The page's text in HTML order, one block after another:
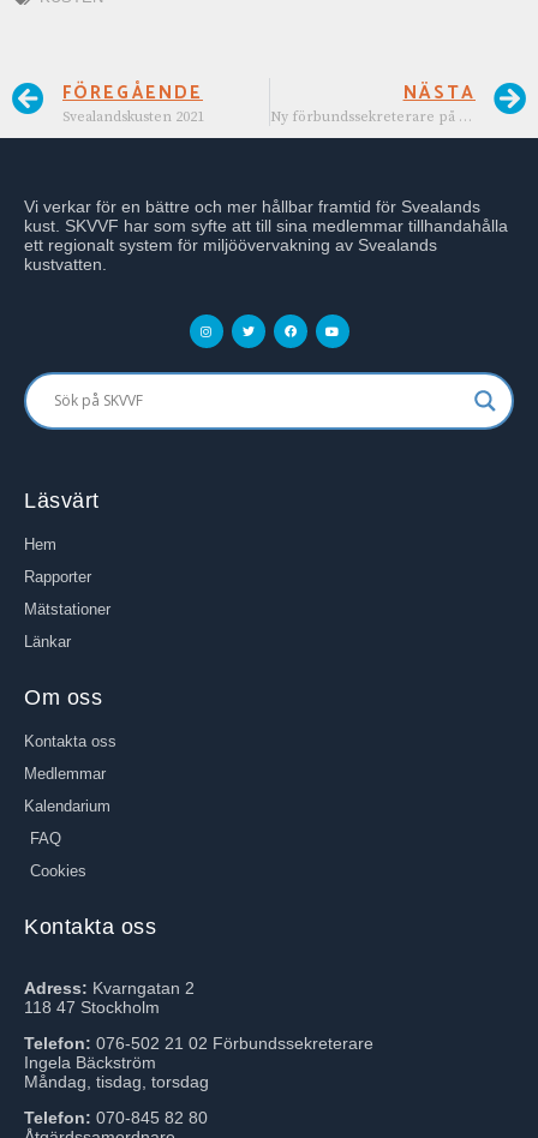
FÖREGÅENDE
Svealandskusten 2021
NÄSTA
Ny förbundssekreterare på plats
Vi verkar för en bättre och mer hållbar framtid för Svealands
kust. SKVVF har som syfte att till sina medlemmar tillhandahålla
ett regionalt system för miljöövervakning av Svealands
kustvatten.
Läsvärt
Hem
Rapporter
Mätstationer
Länkar
Om oss
Kontakta oss
Medlemmar
Kalendarium
FAQ
Cookies
Kontakta oss
Adress: Kvarngatan 2
118 47 Stockholm
Telefon: 076-502 21 02 Förbundssekreterare
Ingela Bäckström
Måndag, tisdag, torsdag
Telefon: 070-845 82 80